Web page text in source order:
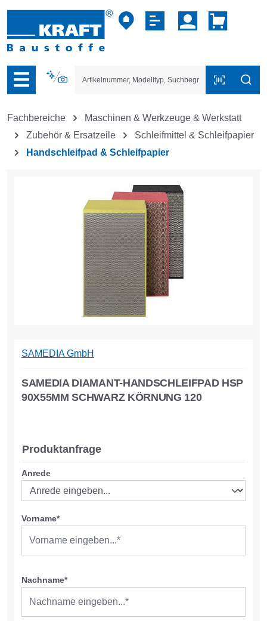
der B2B-Plattform springen
Fachbereiche
Maschinen & Werkzeuge & Werkstatt
Zubehör & Ersatzeile
Schleifmittel & Schleifpapier
Handschleifpad & Schleifpapier
Bildergalerie überspringen
SAMEDIA DIAMANT-HANDSCHLEIFPAD HSP
90X55MM SCHWARZ KÖRNUNG 120
SAMEDIA GmbH
Produktanfrage
Anrede
Vorname*
Nachname*